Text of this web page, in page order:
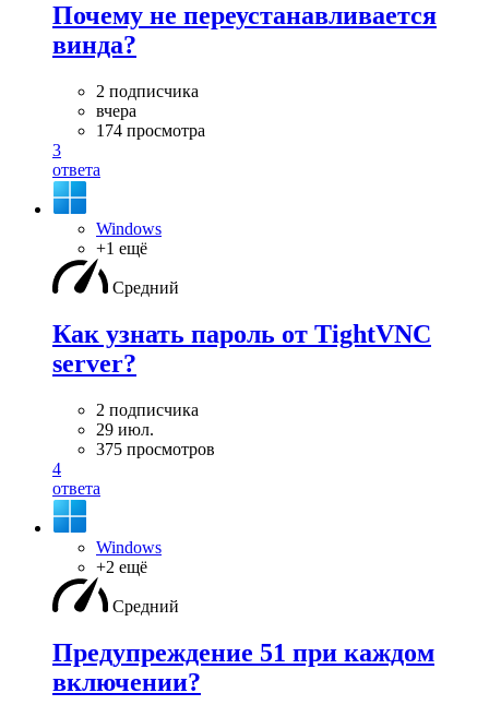
Почему не переустанавливается
винда?
2 подписчика
вчера
174 просмотра
3
ответа
Windows
+1 ещё
Средний
Как узнать пароль от TightVNC
server?
2 подписчика
29 июл.
375 просмотров
4
ответа
Windows
+2 ещё
Средний
Предупреждение 51 при каждом
включении?